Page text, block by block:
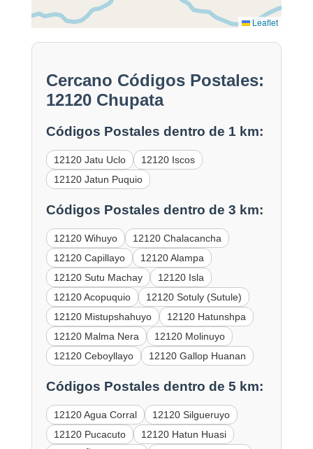
Leaflet
Cercano Códigos Postales:
12120 Chupata
Códigos Postales dentro de 1 km:
12120 Jatu Uclo
12120 Iscos
12120 Jatun Puquio
Códigos Postales dentro de 3 km:
12120 Wihuyo
12120 Chalacancha
12120 Capillayo
12120 Alampa
12120 Sutu Machay
12120 Isla
12120 Acopuquio
12120 Sotuly (Sutule)
12120 Mistupshahuyo
12120 Hatunshpa
12120 Malma Nera
12120 Molinuyo
12120 Ceboyllayo
12120 Gallop Huanan
Códigos Postales dentro de 5 km:
12120 Agua Corral
12120 Silgueruyo
12120 Pucacuto
12120 Hatun Huasi